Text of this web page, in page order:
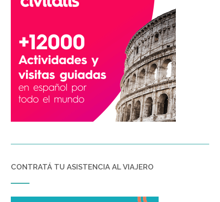
CONTRATÁ TU ASISTENCIA AL VIAJERO